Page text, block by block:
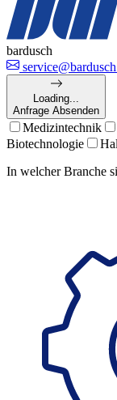
bardusch
Loading...
Anfrage Absenden
Medizintechnik
Biotechnologie
In welcher Branche